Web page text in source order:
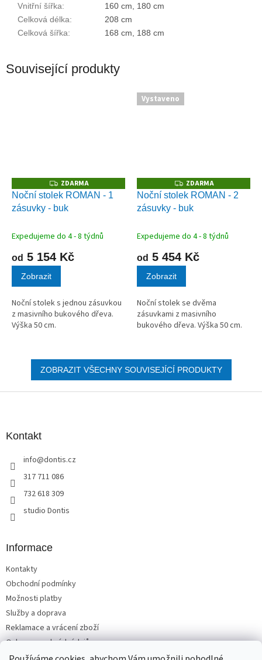
Vnitřní šířka:
160 cm, 180 cm
Celková délka:
208 cm
Celková šířka: 168 cm, 188 cm
Související produkty
Z
D
A
R
ZDARMA
Noční stolek ROMAN - 1
zásuvky - buk
Expedujeme do 4 - 8 týdnů
od 5 154 Kč
Zobrazit
Noční stolek s jednou zásuvkou
z masivního bukového dřeva.
Výška 50 cm.
Vystaveno
Z
D
A
R
ZDARMA
Noční stolek ROMAN - 2
zásuvky - buk
Expedujeme do 4 - 8 týdnů
od 5 454 Kč
Zobrazit
Noční stolek se dvěma
zásuvkami z masivního
bukového dřeva. Výška 50 cm.
ZOBRAZIT VŠECHNY SOUVISEJÍCÍ PRODUKTY
Kontakt
info@dontis.cz
317 711 086
732 618 309
studio Dontis
Informace
Kontakty
Obchodní podmínky
Možnosti platby
Služby a doprava
Reklamace a vrácení zboží
Ochrana osobních údajů